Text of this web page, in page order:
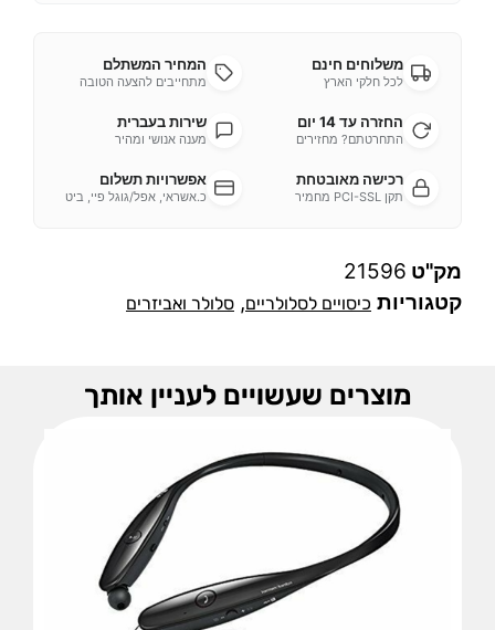
משלוחים חינם
לכל חלקי הארץ
המחיר המשתלם
מתחייבים להצעה הטובה
החזרה עד 14 יום
התחרטתם? מחזירים
שירות בעברית
מענה אנושי ומהיר
רכישה מאובטחת
תקן PCI-SSL מחמיר
אפשרויות תשלום
כ.אשראי, אפל/גוגל פיי, ביט
מק"ט 21596
קטגוריות כיסויים לסלולריים, סלולר ואביזרים
מוצרים שעשויים לעניין אותך